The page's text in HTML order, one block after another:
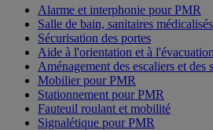
Alarme et interphonie pour PMR
Salle de bain, sanitaires
Sécurisation des portes
Aide à l'orientation et à l'évacuation
Aménagement des escaliers et des
Mobilier pour PMR
Stationnement pour PMR
Fauteuil roulant et mobilité
Signalétique pour PMR